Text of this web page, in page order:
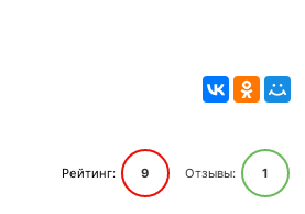
Рейтинг: 9 Отзывы: 1